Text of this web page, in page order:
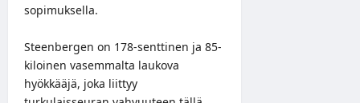
sopimuksella.
Steenbergen on 178-senttinen ja 85-
kiloinen vasemmalta laukova
hyökkääjä, joka liittyy